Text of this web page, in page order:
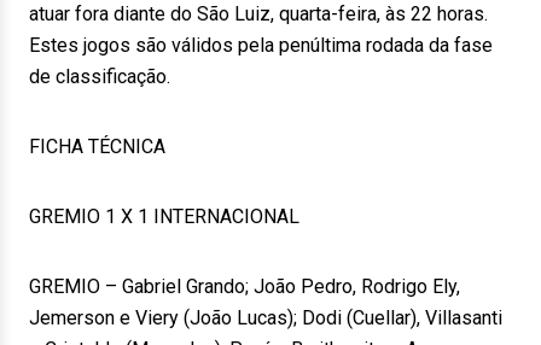
atuar fora diante do São Luiz, quarta-feira, às 22 horas.
Estes jogos são válidos pela penúltima rodada da fase
de classificação.
FICHA TÉCNICA
GREMIO 1 X 1 INTERNACIONAL
GREMIO – Gabriel Grando; João Pedro, Rodrigo Ely,
Jemerson e Viery (João Lucas); Dodi (Cuellar), Villasanti